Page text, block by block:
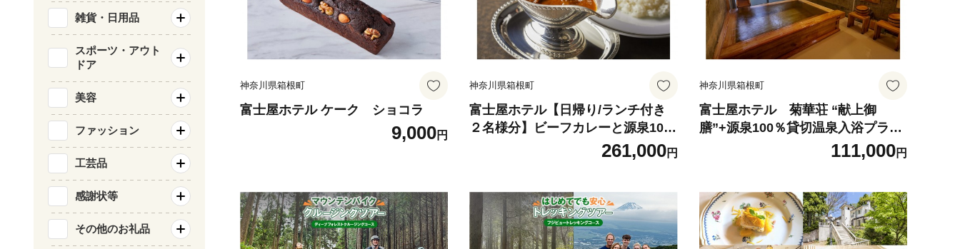
神奈川県箱根町
富士屋ホテル ケーク ショコラ
9,000円
神奈川県箱根町
富士屋ホテル【日帰り/ランチ付き
２名様分】ビーフカレーと源泉10
0％温泉付お部屋休憩＋スパ＋天然
温泉プール ＜8時間ステイ＞
261,000円
神奈川県箱根町
富士屋ホテル 菊華荘 “献上御
膳”+源泉100％貸切温泉入浴プラ
111,000円
雑貨・日用品
スポーツ・アウト
ドア
美容
ファッション
工芸品
感謝状等
その他のお礼品